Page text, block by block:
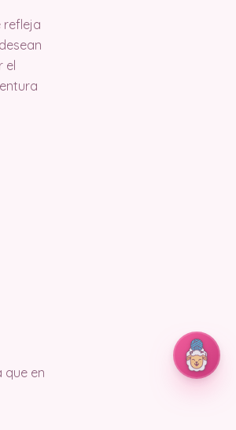
refleja
el
que en